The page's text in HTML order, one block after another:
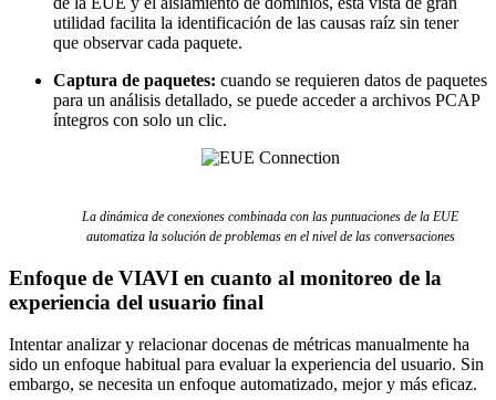
utilidad facilita la identificación de las causas raíz sin tener
que observar cada paquete.
Captura de paquetes: cuando se requieren datos de paquetes
para un análisis detallado, se puede acceder a archivos PCAP
íntegros con solo un clic.
La dinámica de conexiones combinada con las puntuaciones de la EUE
automatiza la solución de problemas en el nivel de las conversaciones
Enfoque de VIAVI en cuanto al monitoreo de la
experiencia del usuario final
Intentar analizar y relacionar docenas de métricas manualmente ha
sido un enfoque habitual para evaluar la experiencia del usuario. Sin
embargo, se necesita un enfoque automatizado, mejor y más eficaz.